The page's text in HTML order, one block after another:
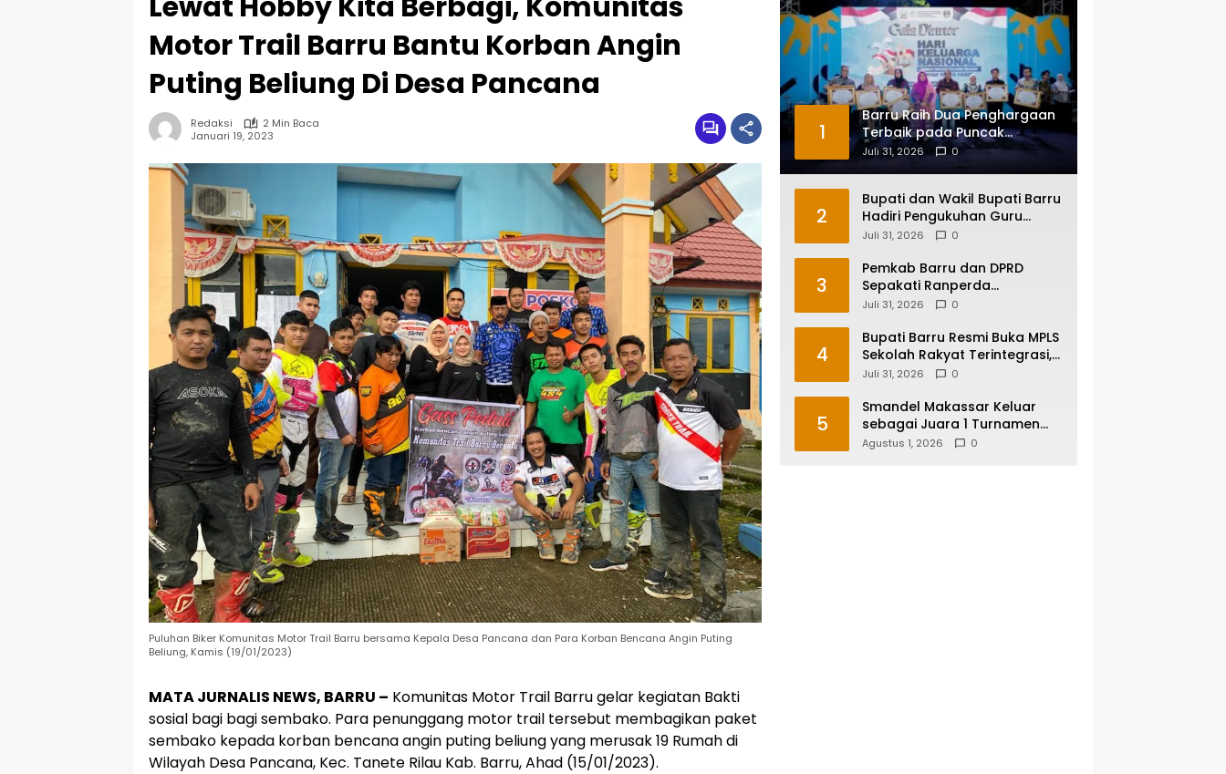
Motor Trail Barru Bantu Korban Angin
Puting Beliung Di Desa Pancana
Redaksi
2 Min Baca
Januari 19, 2023
Puluhan Biker Komunitas Motor Trail Barru bersama Kepala Desa Pancana dan Para Korban Bencana Angin Puting
Beliung, Kamis (19/01/2023)
MATA JURNALIS NEWS, BARRU – Komunitas Motor Trail Barru gelar kegiatan Bakti
sosial bagi bagi sembako. Para penunggang motor trail tersebut membagikan paket
sembako kepada korban bencana angin puting beliung yang merusak 19 Rumah di
Wilayah Desa Pancana, Kec. Tanete Rilau Kab. Barru, Ahad (15/01/2023).
1
Barru Raih Dua Penghargaan
Terbaik pada Puncak
Harganas ke-33 Tingkat
Sulawesi Selatan
Juli 31, 2026 0
2
Bupati dan Wakil Bupati Barru
Hadiri Pengukuhan Guru
Besar UNM, Apresiasi Capaian
Juli 31, 2026 0
3
Pemkab Barru dan DPRD
Sepakati Ranperda
Pertanggungjawaban APBD
Kelola dan Perlindungan Anak
Juli 31, 2026 0
4
Bupati Barru Resmi Buka MPLS
Sekolah Rakyat Terintegrasi,
Tegaskan Pendidikan Kunci
Juli 31, 2026 0
5
Smandel Makassar Keluar
sebagai Juara 1 Turnamen
Futsal Smansa Cup Vol. 13
Agustus 1, 2026 0